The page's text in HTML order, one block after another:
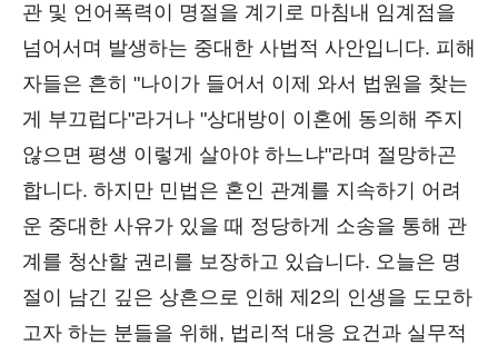
관 및 언어폭력이 명절을 계기로 마침내 임계점을
넘어서며 발생하는 중대한 사법적 사안입니다. 피해
자들은 흔히 "나이가 들어서 이제 와서 법원을 찾는
게 부끄럽다"라거나 "상대방이 이혼에 동의해 주지
않으면 평생 이렇게 살아야 하느냐"라며 절망하곤
합니다. 하지만 민법은 혼인 관계를 지속하기 어려
운 중대한 사유가 있을 때 정당하게 소송을 통해 관
계를 청산할 권리를 보장하고 있습니다. 오늘은 명
절이 남긴 깊은 상흔으로 인해 제2의 인생을 도모하
고자 하는 분들을 위해, 법리적 대응 요건과 실무적